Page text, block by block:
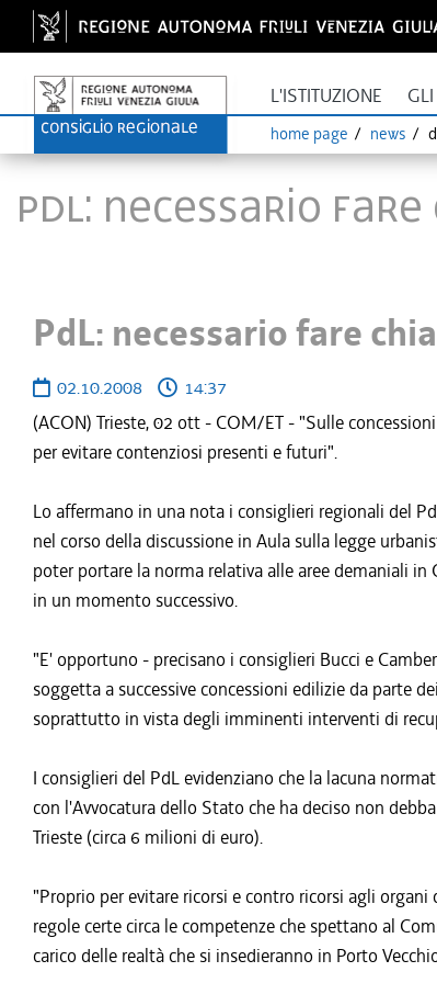
L'ISTITUZIONE
home page news
PdL: necessario
PdL: necessario fare
02.10.2008
14:37
(ACON) Trieste, 02 ott - COM/ET - "Sulle
per evitare contenziosi presenti e futuri".
Lo affermano in una nota i consiglieri regionali del
nel corso della discussione in Aula sulla legge
poter portare la norma relativa alle aree demaniali
in un momento successivo.
"E' opportuno - precisano i consiglieri Bucci e
soggetta a successive concessioni edilizie da parte
soprattutto in vista degli imminenti interventi di
I consiglieri del PdL evidenziano che la lacuna
con l'Avvocatura dello Stato che ha deciso non
Trieste (circa 6 milioni di euro).
"Proprio per evitare ricorsi e contro ricorsi agli
regole certe circa le competenze che spettano al
carico delle realtà che si insedieranno in Porto